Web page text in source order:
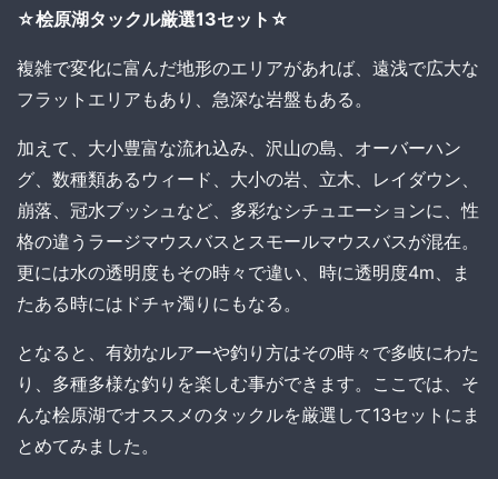
☆桧原湖タックル厳選13セット☆
複雑で変化に富んだ地形のエリアがあれば、遠浅で広大な
フラットエリアもあり、急深な岩盤もある。
加えて、大小豊富な流れ込み、沢山の島、オーバーハン
グ、数種類あるウィード、大小の岩、立木、レイダウン、
崩落、冠水ブッシュなど、多彩なシチュエーションに、性
格の違うラージマウスバスとスモールマウスバスが混在。
更には水の透明度もその時々で違い、時に透明度4m、ま
たある時にはドチャ濁りにもなる。
となると、有効なルアーや釣り方はその時々で多岐にわた
り、多種多様な釣りを楽しむ事ができます。ここでは、そ
んな桧原湖でオススメのタックルを厳選して13セットにま
とめてみました。